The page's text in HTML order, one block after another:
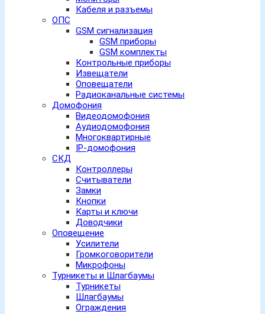
Кабеля и разъемы
ОПС
GSM сигнализация
GSM приборы
GSM комплекты
Контрольные приборы
Извещатели
Оповещатели
Радиоканальные системы
Домофония
Видеодомофония
Аудиодомофония
Многоквартирные
IP-домофония
СКД
Контроллеры
Считыватели
Замки
Кнопки
Карты и ключи
Доводчики
Оповещение
Усилители
Громкоговорители
Микрофоны
Турникеты и Шлагбаумы
Турникеты
Шлагбаумы
Ограждения